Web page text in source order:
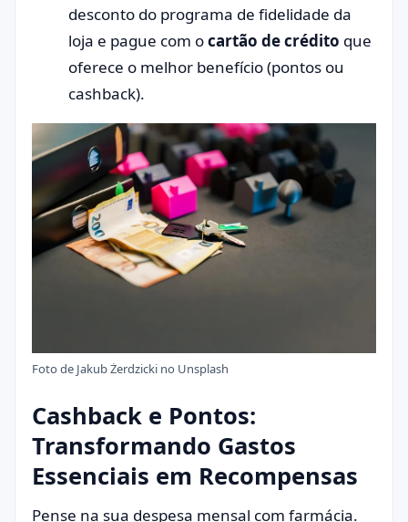
desconto do programa de fidelidade da
loja e pague com ocartão de crédito que
oferece o melhor benefício (pontos ou
cashback).
Foto de Jakub Żerdzicki no Unsplash
Cashback e Pontos:
Transformando Gastos
Essenciais em Recompensas
Pense na sua despesa mensal com farmácia.